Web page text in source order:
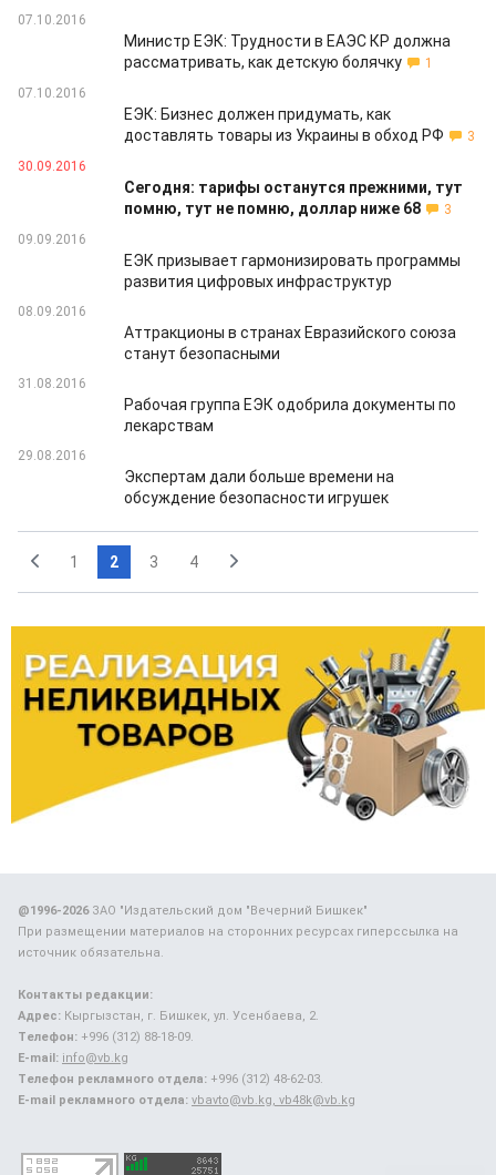
07.10.2016
Министр ЕЭК: Трудности в ЕАЭС КР должна
рассматривать, как детскую болячку
1
07.10.2016
ЕЭК: Бизнес должен придумать, как
доставлять товары из Украины в обход РФ
3
30.09.2016
Сегодня: тарифы останутся прежними, тут
помню, тут не помню, доллар ниже 68
3
09.09.2016
ЕЭК призывает гармонизировать программы
развития цифровых инфраструктур
08.09.2016
Аттракционы в странах Евразийского союза
станут безопасными
31.08.2016
Рабочая группа ЕЭК одобрила документы по
лекарствам
29.08.2016
Экспертам дали больше времени на
обсуждение безопасности игрушек
1 2 3 4
@1996-2026ЗАО "Издательский дом "Вечерний Бишкек"
При размещении материалов на сторонних ресурсах гиперссылка на
источник обязательна.
Контакты редакции:
Адрес: Кыргызстан, г. Бишкек, ул. Усенбаева, 2.
Телефон: +996 (312) 88-18-09.
E-mail: info@vb.kg
Телефон рекламного отдела: +996 (312) 48-62-03.
E-mail рекламного отдела: vbavto@vb.kg, vb48k@vb.kg